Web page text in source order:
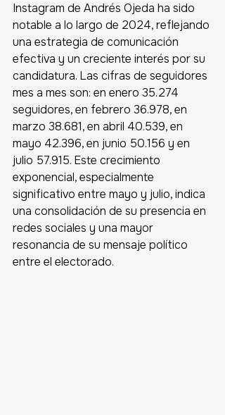
Instagram de Andrés Ojeda ha sido
notable a lo largo de 2024, reflejando
una estrategia de comunicación
efectiva y un creciente interés por su
candidatura. Las cifras de seguidores
mes a mes son: en enero 35.274
seguidores, en febrero 36.978, en
marzo 38.681, en abril 40.539, en
mayo 42.396, en junio 50.156 y en
julio 57.915. Este crecimiento
exponencial, especialmente
significativo entre mayo y julio, indica
una consolidación de su presencia en
redes sociales y una mayor
resonancia de su mensaje político
entre el electorado.